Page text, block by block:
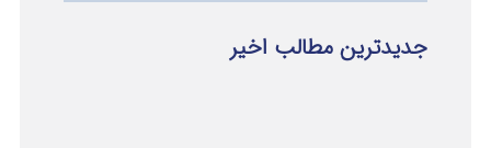
جدیدترین مطالب اخیر